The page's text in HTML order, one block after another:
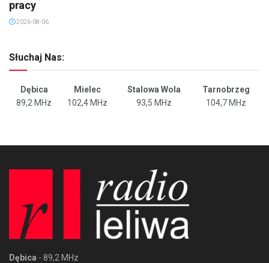
pracy
2026-08-06
Słuchaj Nas:
Dębica Mielec Stalowa Wola
Tarnobrzeg
89,2 MHz
102,4 MHz 93,5 MHz 104,7 MHz
Dębica - 89,2 MHz